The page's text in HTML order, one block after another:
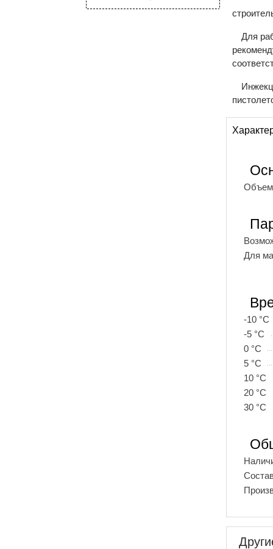
Для
Объем
Для
-10 °C
-5 °C
0 °C
5 °C
10 °C
20 °C
30 °C